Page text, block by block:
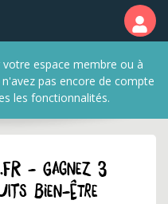
espace membre ou à
pas encore de compte
les fonctionnalités.
- Gagnez 3
bien-être